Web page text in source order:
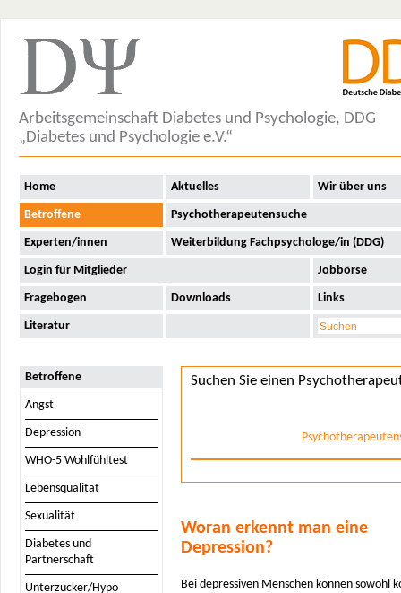
Arbeitsgemeinschaft Diabetes und Psychologie, DDG
„Diabetes und Psychologie e.V.“
Home Aktuelles Wir über uns
Betroffene Psychotherapeutensuche
Experten/innen Weiterbildung Fachpsychologe/in (DDG)
Login für Mitglieder Jobbörse
Fragebogen Downloads Links
Literatur
Betroffene
Angst
Depression
WHO-5 Wohlfühltest
Lebensqualität
Sexualität
Diabetes und
Partnerschaft
Unterzucker/Hypo
Suchen Sie einen
Woran erkennt man eine
Depression?
Bei depressiven Menschen können sowohl